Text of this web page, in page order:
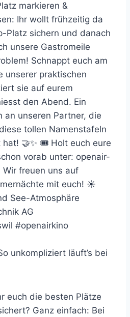
markieren &
Ihr wollt frühzeitig da
Platz sichern und danach
unsere Gastromeile
Schnappt euch am
unserer praktischen
sie auf eurem
den Abend. Ein
an unseren Partner, die
tollen Namenstafeln
🤝✨ 🎟️ Holt euch eure
vorab unter: openair-
freuen uns auf
mit euch! ☀️
See-Atmosphäre
AG
#openairkino
unkompliziert läuft’s bei
euch die besten Plätze
Ganz einfach: Bei